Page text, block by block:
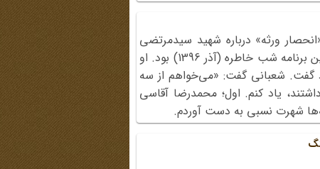
ورثه» درباره شهید سیدمرتضی
آوینی، مهمان دویست‌وهشتادوششمین برنامه شب خاطره (آذر 1396) بود. او
گفت. شعبانی گفت: «می‌خواهم از سه
یاد کنم. اول؛ محمد‌رضا آقاسی
شهرت نسبی به دست آوردم.